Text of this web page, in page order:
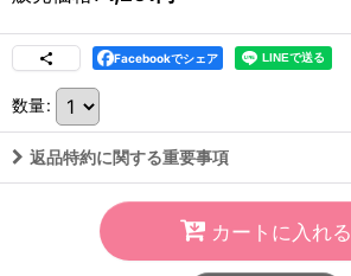
Facebookでシェア
数量:
返品特約に関する重要事項
カートに入れる